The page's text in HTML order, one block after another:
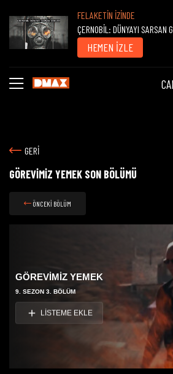
FELAKETİN İZİNDE
ÇERNOBİL: DÜNYAYI SARSAN
HEMEN İZLE
GERİ
GÖREVİMİZ YEMEK SON BÖLÜMÜ
ÖNCEKİ BÖLÜM
GÖREVİMİZ YEMEK
9. SEZON 3. BÖLÜM
LİSTEME EKLE